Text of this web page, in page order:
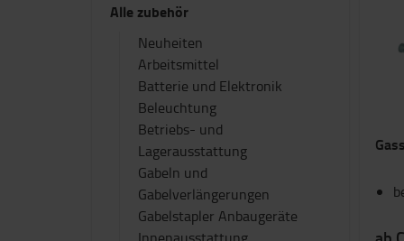
Alle zubehör
Neuheiten
Arbeitsmittel
Batterie und Elektronik
Beleuchtung
Betriebs- und
Lagerausstattung
Gabeln und
Gabelverlängerungen
Gabelstapler Anbaugeräte